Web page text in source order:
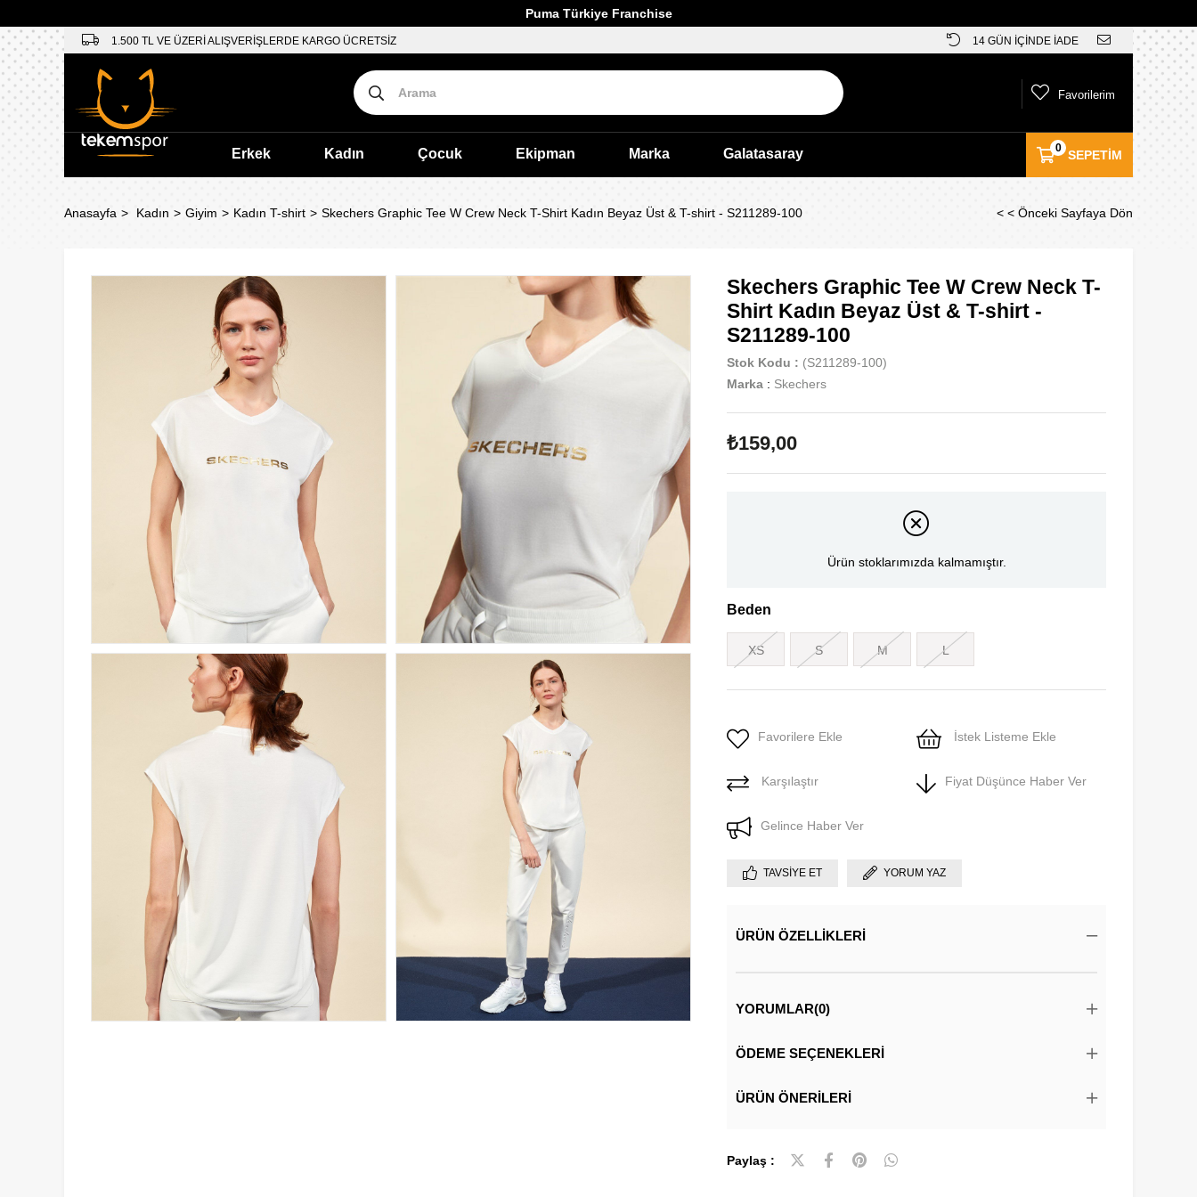
Puma Türkiye Franchise
1.500 TL VE ÜZERİ ALIŞVERİŞLERDE KARGO ÜCRETSİZ 14 GÜN İÇİNDE İADE
SEPETIM
0
Favorilerim
Erkek Kadın Çocuk Ekipman Marka Galatasaray
Anasayfa Kadın Giyim Kadın T-shirt Skechers Graphic Tee W Crew Neck T-Shirt Kadın Beyaz Üst & T-shirt - S211289-100 < < Önceki Sayfaya Dön
Skechers Graphic Tee W Crew Neck T-
Shirt Kadın Beyaz Üst & T-shirt -
S211289-100
Stok Kodu
(S211289-100)
Marka : Skechers
₺159,00
Ürün stoklarımızda kalmamıştır.
Beden
XS S M L
Favorilere Ekle İstek Listeme Ekle
Karşılaştır Fiyat Düşünce Haber Ver
Gelince Haber Ver
TAVSIYE ET YORUM YAZ
ÜRÜN ÖZELLIKLERI
YORUMLAR(0)
ÖDEME SEÇENEKLERI
ÜRÜN ÖNERILERI
Paylaş :